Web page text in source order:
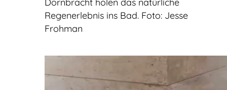
Dornbracht holen das natürliche
Regenerlebnis ins Bad. Foto: Jesse
Frohman